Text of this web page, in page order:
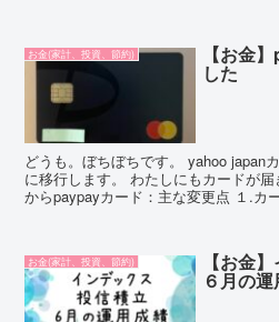
お金(家計、投資、節約) 【お金
した
どうも。ぼちぼちです。 yahoo japan
に移行します。 わたしにもカードが
からpaypayカード：主な変更点 １.カ
お金(家計、投資、節約) 【お金
６月の